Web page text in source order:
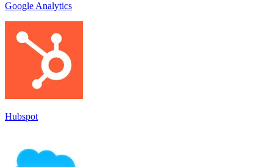
Google Analytics
Hubspot